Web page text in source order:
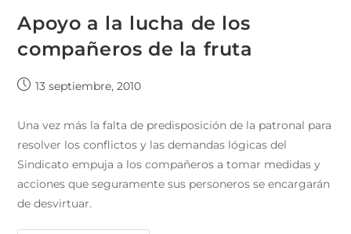
Apoyo a la lucha de los
compañeros de la fruta
13 septiembre, 2010
Una vez más la falta de predisposición de la patronal para
resolver los conflictos y las demandas lógicas del
Sindicato empuja a los compañeros a tomar medidas y
acciones que seguramente sus personeros se encargarán
de desvirtuar.